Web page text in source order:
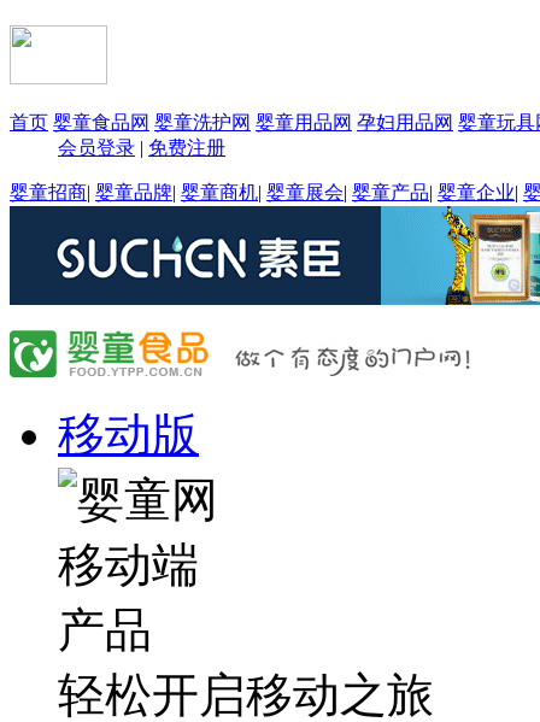
首页 婴童食品网 婴童洗护网 婴童用品网 孕妇用品网 婴童玩具
会员登录 | 免费注册
婴童招商| 婴童品牌| 婴童商机| 婴童展会| 婴童产品| 婴童企业|
移动版
轻松开启移动之旅